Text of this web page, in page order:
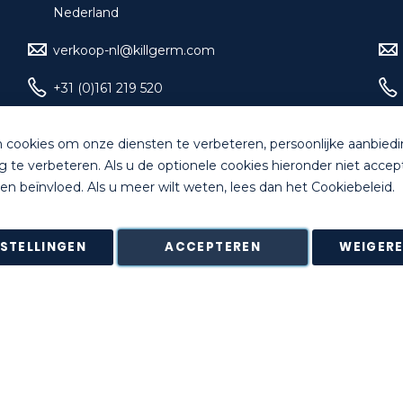
Nederland
verkoop-nl@killgerm.com
+31 (0)161 219 520
All rights reserved | Algemene Voorwaarden Bankgegevens
van bepaalde producten zoals maatwerk,
cookies om onze diensten te verbeteren, persoonlijke
te verbeteren. Als u de optionele cookies hieronder niet
beïnvloed. Als u meer wilt weten, lees dan het Cookiebeleid.
ACCEPTEREN